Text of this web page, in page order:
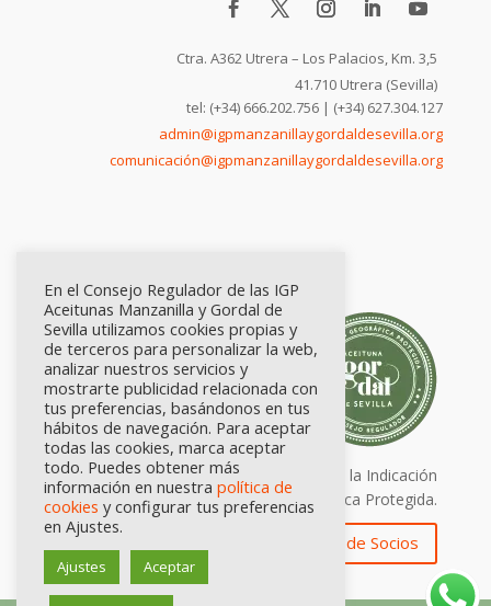
Ctra. A362 Utrera – Los Palacios, Km. 3,5
41.710 Utrera (Sevilla)
tel: (+34) 666.202.756 | (+34) 627.304.127
admin@igpmanzanillaygordaldesevilla.org
comunicación@igpmanzanillaygordaldesevilla.org
Calidad certificada por Origen. Sellos de la Indicación
Geográfica Protegida.
Zona de Socios
En el Consejo Regulador de las IGP
Aceitunas Manzanilla y Gordal de
Sevilla utilizamos cookies propias y
de terceros para personalizar la web,
analizar nuestros servicios y
mostrarte publicidad relacionada con
tus preferencias, basándonos en tus
hábitos de navegación. Para aceptar
todas las cookies, marca aceptar
todo. Puedes obtener más
información en nuestra política de
cookies y configurar tus preferencias
en Ajustes.
Ajustes Aceptar